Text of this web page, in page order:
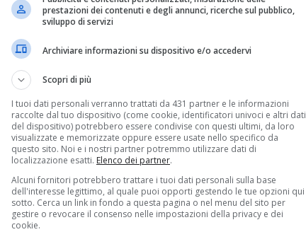
prestazioni dei contenuti e degli annunci, ricerche sul pubblico,
sviluppo di servizi
Archiviare informazioni su dispositivo e/o accedervi
Scopri di più
I tuoi dati personali verranno trattati da 431 partner e le informazioni
raccolte dal tuo dispositivo (come cookie, identificatori univoci e altri dati
del dispositivo) potrebbero essere condivise con questi ultimi, da loro
visualizzate e memorizzate oppure essere usate nello specifico da
questo sito. Noi e i nostri partner potremmo utilizzare dati di
localizzazione esatti. Elenco dei partner.
Alcuni fornitori potrebbero trattare i tuoi dati personali sulla base
dell'interesse legittimo, al quale puoi opporti gestendo le tue opzioni qui
sotto. Cerca un link in fondo a questa pagina o nel menu del sito per
gestire o revocare il consenso nelle impostazioni della privacy e dei
cookie.